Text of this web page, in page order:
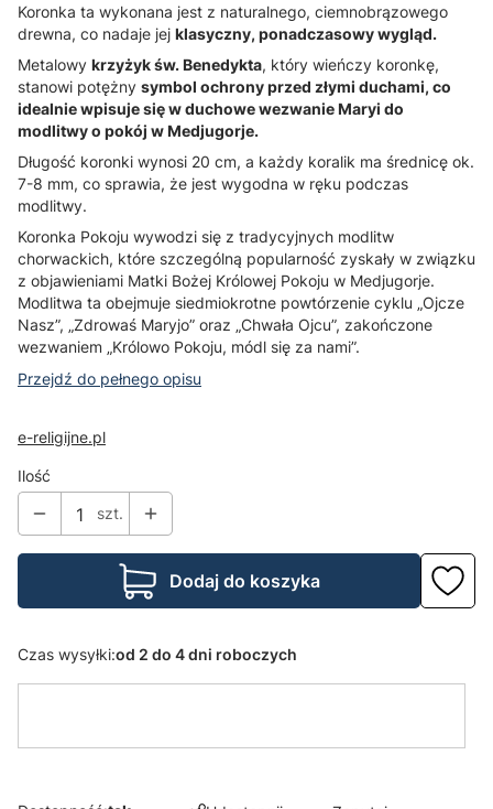
Koronka ta wykonana jest z naturalnego, ciemnobrązowego
drewna, co nadaje jej klasyczny, ponadczasowy wygląd.
Metalowy krzyżyk św. Benedykta, który wieńczy koronkę,
stanowi potężny symbol ochrony przed złymi duchami, co
idealnie wpisuje się w duchowe wezwanie Maryi do
modlitwy o pokój w Medjugorje.
Długość koronki wynosi 20 cm, a każdy koralik ma średnicę ok.
7-8 mm, co sprawia, że jest wygodna w ręku podczas
modlitwy.
Koronka Pokoju wywodzi się z tradycyjnych modlitw
chorwackich, które szczególną popularność zyskały w związku
z objawieniami Matki Bożej Królowej Pokoju w Medjugorje.
Modlitwa ta obejmuje siedmiokrotne powtórzenie cyklu „Ojcze
Nasz”, „Zdrowaś Maryjo” oraz „Chwała Ojcu”, zakończone
wezwaniem „Królowo Pokoju, módl się za nami”.
Przejdź do pełnego opisu
e-religijne.pl
Ilość
szt.
Dodaj do koszyka
Czas wysyłki:od 2 do 4 dni roboczych